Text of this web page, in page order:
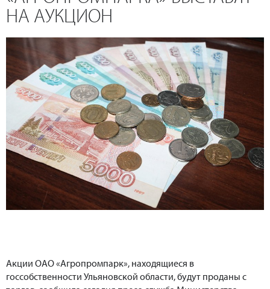
НА АУКЦИОН
Акции ОАО «Агропромпарк», находящиеся в
госсобственности Ульяновской области, будут проданы с